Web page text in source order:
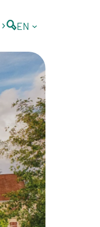
EN